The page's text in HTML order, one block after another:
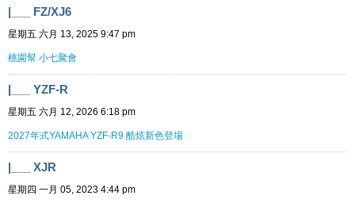
|___ FZ/XJ6
星期五 六月 13, 2025 9:47 pm
桃園幫 小七聚會
|___ YZF-R
星期五 六月 12, 2026 6:18 pm
2027年式YAMAHA YZF-R9 酷炫新色登場
|___ XJR
星期四 一月 05, 2023 4:44 pm